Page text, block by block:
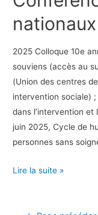
françaises
(sélection
2025 Colloque 10e
souviens (accès au
(Union des centres
intervention sociale)
dans l’intervention et
juin 2025, Cycle de
personnes sans
Conférences
Lire la suite »